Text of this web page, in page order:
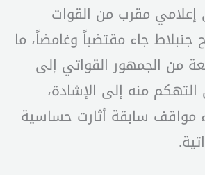
إعلامي مقرب من القوات
جنبلاط جاء مقتضباً وغامضاً، ما
من الجمهور القواتي إلى
التهكم منه إلى الإشادة،
سابقة أثارت حساسية